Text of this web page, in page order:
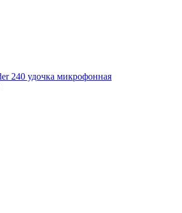
240 удочка микрофонная